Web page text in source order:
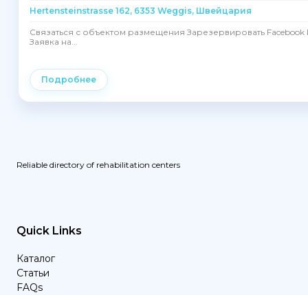
Hertensteinstrasse 162, 6353 Weggis, Швейцария
Связаться с объектом размещения Зарезервировать Facebook
Заявка на...
Подробнее
Reliable directory of rehabilitation centers
Quick Links
Каталог
Статьи
FAQs